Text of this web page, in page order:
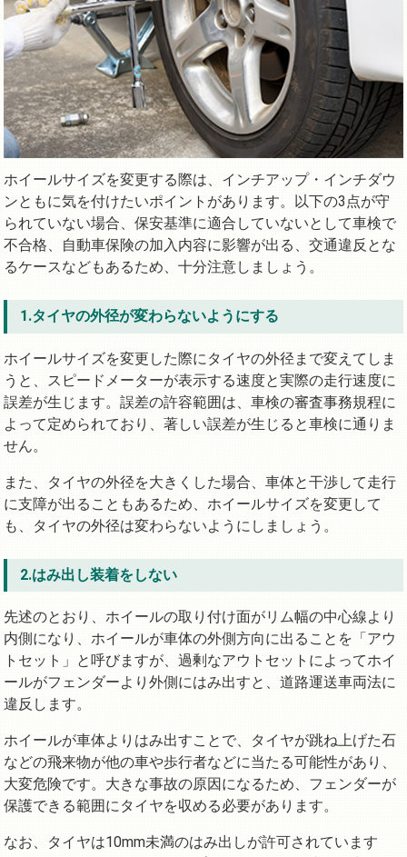
ホイールサイズを変更する際は、インチアップ・インチダウ
ンともに気を付けたいポイントがあります。以下の3点が守
られていない場合、保安基準に適合していないとして車検で
不合格、自動車保険の加入内容に影響が出る、交通違反とな
るケースなどもあるため、十分注意しましょう。
1.タイヤの外径が変わらないようにする
ホイールサイズを変更した際にタイヤの外径まで変えてしま
うと、スピードメーターが表示する速度と実際の走行速度に
誤差が生じます。誤差の許容範囲は、車検の審査事務規程に
よって定められており、著しい誤差が生じると車検に通りま
せん。
また、タイヤの外径を大きくした場合、車体と干渉して走行
に支障が出ることもあるため、ホイールサイズを変更して
も、タイヤの外径は変わらないようにしましょう。
2.はみ出し装着をしない
先述のとおり、ホイールの取り付け面がリム幅の中心線より
内側になり、ホイールが車体の外側方向に出ることを「アウ
トセット」と呼びますが、過剰なアウトセットによってホイ
ールがフェンダーより外側にはみ出すと、道路運送車両法に
違反します。
ホイールが車体よりはみ出すことで、タイヤが跳ね上げた石
などの飛来物が他の車や歩行者などに当たる可能性があり、
大変危険です。大きな事故の原因になるため、フェンダーが
保護できる範囲にタイヤを収める必要があります。
なお、タイヤは10mm未満のはみ出しが許可されています